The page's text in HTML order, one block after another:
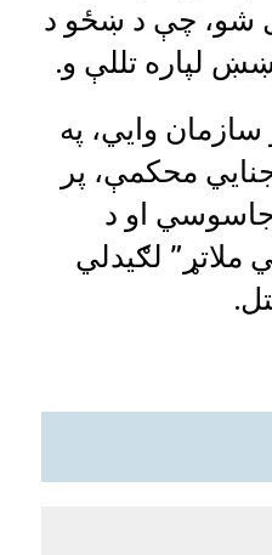
شو، چې د ښځو د
لپاره تللې و.
سازمان وايي، په
محکمې، پر
او د
ملاتړ” لګیدلي